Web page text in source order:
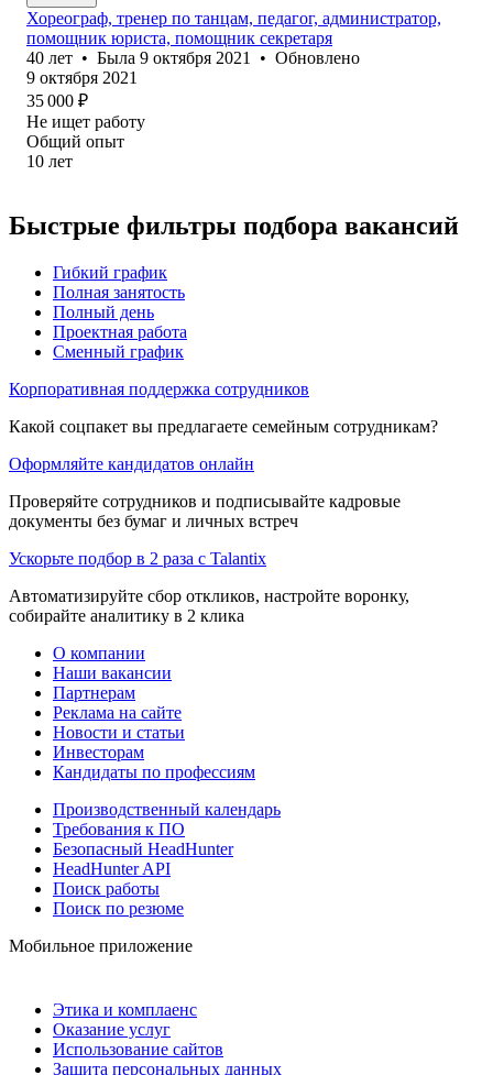
Хореограф, тренер по танцам, педагог, администратор,
помощник юриста, помощник секретаря
40 лет • Была 9 октября 2021 • Обновлено
9 октября 2021
35 000 ₽
Не ищет работу
Общий опыт
10 лет
Быстрые фильтры подбора вакансий
Гибкий график
Полная занятость
Полный день
Проектная работа
Сменный график
Корпоративная поддержка сотрудников
Какой соцпакет вы предлагаете семейным сотрудникам?
Оформляйте кандидатов онлайн
Проверяйте сотрудников и подписывайте кадровые
документы без бумаг и личных встреч
Ускорьте подбор в 2 раза с Talantix
Автоматизируйте сбор откликов, настройте воронку,
собирайте аналитику в 2 клика
О компании
Наши вакансии
Партнерам
Реклама на сайте
Новости и статьи
Инвесторам
Кандидаты по профессиям
Производственный календарь
Требования к ПО
Безопасный HeadHunter
HeadHunter API
Поиск работы
Поиск по резюме
Мобильное приложение
Этика и комплаенс
Оказание услуг
Использование сайтов
Защита персональных данных